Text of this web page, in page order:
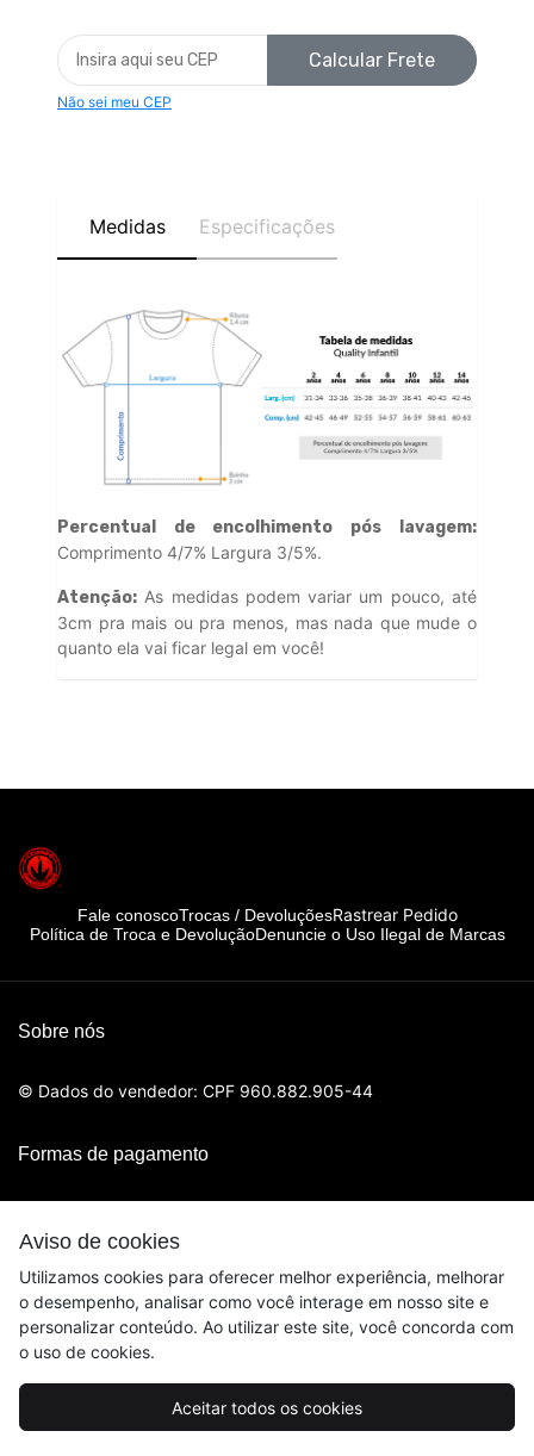
Calcular Frete
Não sei meu CEP
Medidas Especificações
Percentual de encolhimento pós lavagem:
Comprimento 4/7% Largura 3/5%.
Atenção: As medidas podem variar um pouco, até
3cm pra mais ou pra menos, mas nada que mude o
quanto ela vai ficar legal em você!
Aviso de cookies
Utilizamos cookies para oferecer melhor experiência, melhorar
o desempenho, analisar como você interage em nosso site e
personalizar conteúdo. Ao utilizar este site, você concorda com
o uso de cookies.
Aceitar todos os cookies
Fale conoscoTrocas / DevoluçõesRastrear Pedido
Política de Troca e DevoluçãoDenuncie o Uso Ilegal de Marcas
Sobre nós
© Dados do vendedor: CPF 960.882.905-44
Formas de pagamento